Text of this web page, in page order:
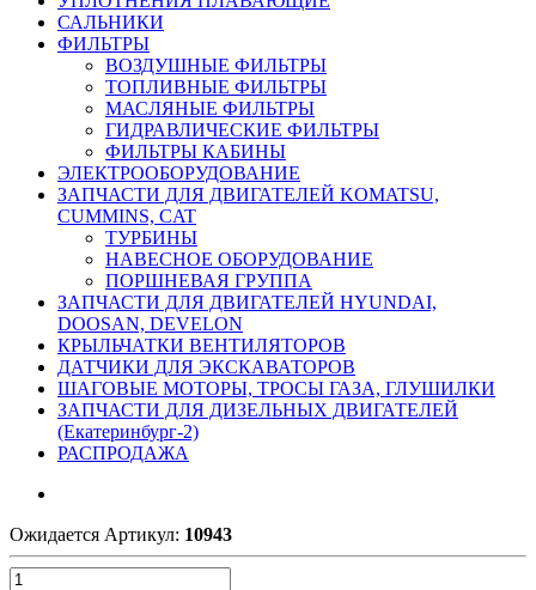
САЛЬНИКИ
ФИЛЬТРЫ
ВОЗДУШНЫЕ ФИЛЬТРЫ
ТОПЛИВНЫЕ ФИЛЬТРЫ
МАСЛЯНЫЕ ФИЛЬТРЫ
ГИДРАВЛИЧЕСКИЕ ФИЛЬТРЫ
ФИЛЬТРЫ КАБИНЫ
ЭЛЕКТРООБОРУДОВАНИЕ
ЗАПЧАСТИ ДЛЯ ДВИГАТЕЛЕЙ KOMATSU,
CUMMINS, CAT
ТУРБИНЫ
НАВЕСНОЕ ОБОРУДОВАНИЕ
ПОРШНЕВАЯ ГРУППА
ЗАПЧАСТИ ДЛЯ ДВИГАТЕЛЕЙ HYUNDAI,
DOOSAN, DEVELON
КРЫЛЬЧАТКИ ВЕНТИЛЯТОРОВ
ДАТЧИКИ ДЛЯ ЭКСКАВАТОРОВ
ШАГОВЫЕ МОТОРЫ, ТРОСЫ ГАЗА, ГЛУШИЛКИ
ЗАПЧАСТИ ДЛЯ ДИЗЕЛЬНЫХ ДВИГАТЕЛЕЙ
(Екатеринбург-2)
РАСПРОДАЖА
Ожидается Артикул: 10943